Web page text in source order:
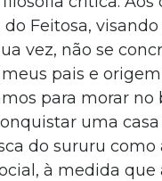
Feitosa,
vez, não se
pais e
para morar no
uma
do sururu
à medida que